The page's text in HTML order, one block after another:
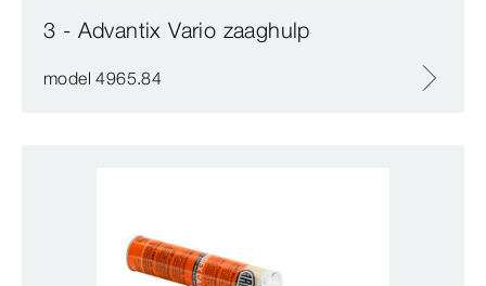
3 - Advantix Vario zaaghulp
model 4965.84